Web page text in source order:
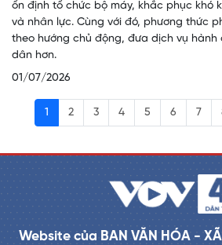
ổn định tổ chức bộ máy, khắc phục khó
và nhân lực. Cùng với đó, phương thức
theo hướng chủ động, đưa dịch vụ hành
dân hơn.
01/07/2026
1 2 3 4 5 6 7
Website của BAN VĂN HÓA -